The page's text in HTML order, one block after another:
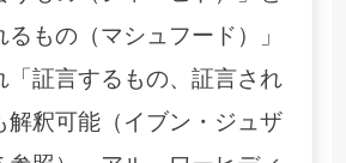
るもの（マシュフード）」
「証言するもの、証言され
解釈可能（イブン・ジュザ